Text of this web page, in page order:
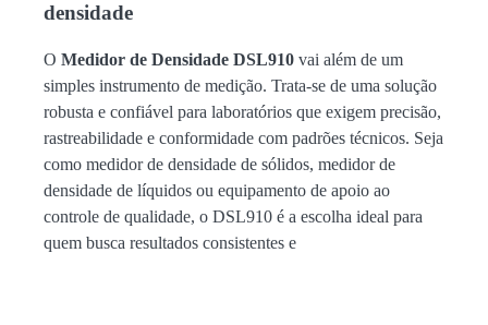
densidade
O Medidor de Densidade DSL910vai além de um
simples instrumento de medição. Trata-se de uma solução
robusta e confiável para laboratórios que exigem precisão,
rastreabilidade e conformidade com padrões técnicos. Seja
como medidor de densidade de sólidos, medidor de
densidade de líquidos ou equipamento de apoio ao
controle de qualidade, o DSL910 é a escolha ideal para
quem busca resultados consistentes e